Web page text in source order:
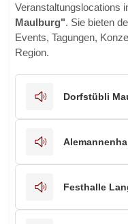
Veranstaltungslocations
Maulburg". Sie bieten
Events, Tagungen,
Region.
Dorfstübli
Festhalle